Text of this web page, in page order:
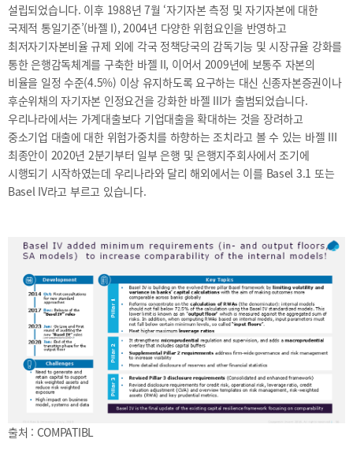
공지사항보도자료
2026
2025
2024
2023
2022
진흥원
소식
국내외
IR
새소식
언론보도
보고서
2026
2025
2024
2023
[48400] 부산광역시 남구 문현금융로40
부산국제금융센터 52층 부산국제금융진흥원
TEL.051-647-9052 / FAX.051-633-0398
설립되었습니다. 이후 1988년 7월 ‘자기자본 측정 및 자기자본에 대한
국제적 통일기준’(바젤 I), 2004년 다양한 위험요인을 반영하고
최저자기자본비율 규제 외에 각국 정책당국의 감독기능 및 시장규율 강화를
통한 은행감독체계를 구축한 바젤 II, 이어서 2009년에 보통주 자본의
비율을 일정 수준(4.5%) 이상 유지하도록 요구하는 대신 신종자본증권이나
후순위채의 자기자본 인정요건을 강화한 바젤 III가 출범되었습니다.
우리나라에서는 가계대출보다 기업대출을 확대하는 것을 장려하고
중소기업 대출에 대한 위험가중치를 하향하는 조치라고 볼 수 있는 바젤 III
최종안이 2020년 2분기부터 일부 은행 및 은행지주회사에서 조기에
시행되기 시작하였는데 우리나라와 달리 해외에서는 이를 Basel 3.1 또는
Basel IV라고 부르고 있습니다.
출처 : COMPATIBL